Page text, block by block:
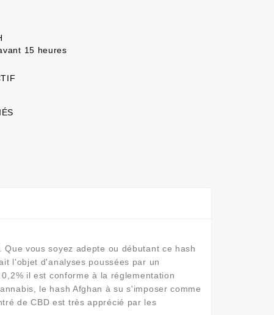
15 heures
vous soyez adepte ou débutant ce hash
l'objet d'analyses poussées par un
il est conforme à la réglementation
le hash Afghan à su s'imposer comme
de CBD est très apprécié par les